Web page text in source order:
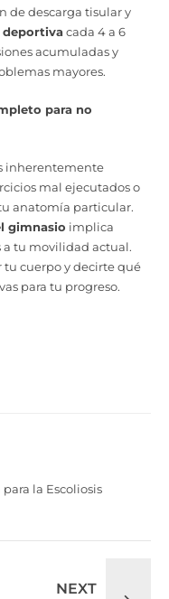
de descarga tisular y
deportivacada 4 a 6
acumuladas y
mayores.
para no
inherentemente
mal ejecutados o
anatomía particular.
gimnasio implica
tu movilidad actual.
tu cuerpo y decirte qué
para tu progreso.
la Escoliosis
NEXT